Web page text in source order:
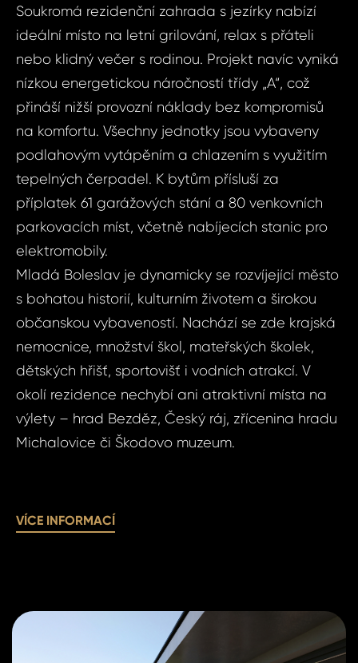
Soukromá rezidenční zahrada s jezírky nabízí
ideální místo na letní grilování, relax s přáteli
nebo klidný večer s rodinou. Projekt navíc vyniká
nízkou energetickou náročností třídy „A“, což
přináší nižší provozní náklady bez kompromisů
na komfortu. Všechny jednotky jsou vybaveny
podlahovým vytápěním a chlazením s využitím
tepelných čerpadel. K bytům přísluší za
příplatek 61 garážových stání a 80 venkovních
parkovacích míst, včetně nabíjecích stanic pro
elektromobily.
Mladá Boleslav je dynamicky se rozvíjející město
s bohatou historií, kulturním životem a širokou
občanskou vybaveností. Nachází se zde krajská
nemocnice, množství škol, mateřských školek,
dětských hřišť, sportovišť i vodních atrakcí. V
okolí rezidence nechybí ani atraktivní místa na
výlety – hrad Bezděz, Český ráj, zřícenina hradu
Michalovice či Škodovo muzeum.
VÍCE INFORMACÍ
Sjednat
Boleslav -